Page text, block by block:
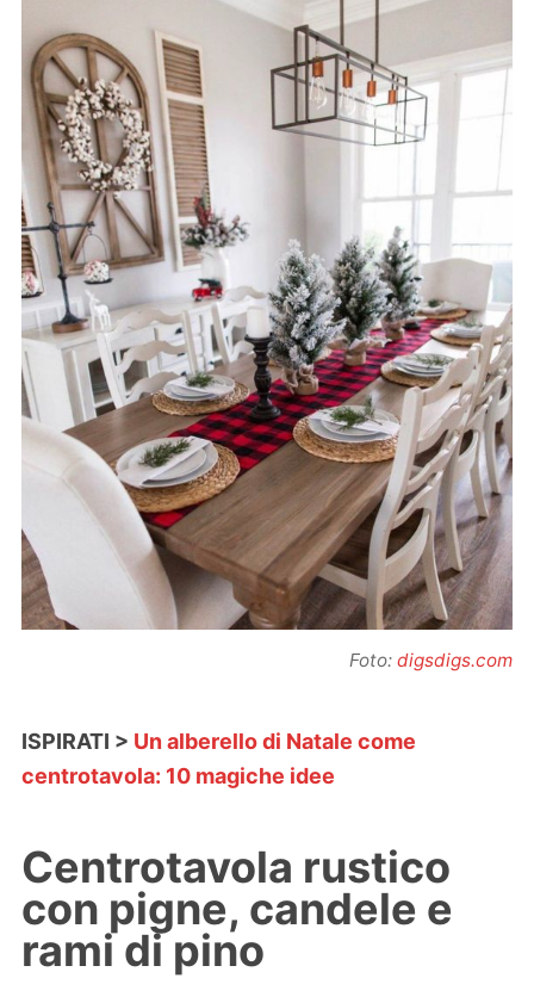
Foto: digsdigs.com
ISPIRATI > Un alberello di Natale come
centrotavola: 10 magiche idee
Centrotavola rustico
con pigne, candele e
rami di pino